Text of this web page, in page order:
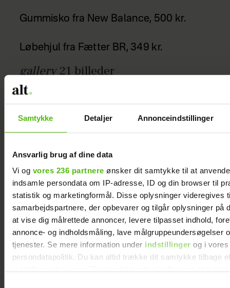
Samtykke Detaljer Annonceindstillinger
Ansvarlig brug af dine data
Vi og vores 236 partnere ønsker dit samtykke til at
indsamle persondata om IP-adresse, ID og din browser til
statistik og marketingformål. Disse oplysninger videregives
samarbejdspartnere, der opbevarer og tilgår oplysninger på
at vise dig målrettede annoncer, levere tilpasset indhold,
annonce- og indholdsmåling, lave målgruppeundersøgelser
tjenester. Se mere information under indstillinger og i vores
persondatapolitik. Du kan altid trække dit samtykke tilbage
Gummisko fra New Balance, 500 kr.
Løbehjul fra Fætter BR, 349 kr.
gallery 21 billeder
Til børn:
str. 2-6 år, 150 kr.
(21 billeder)
×